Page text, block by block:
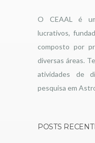
O CEAAL é
lucrativos,
composto por
diversas áreas.
atividades de
pesquisa em
POSTS